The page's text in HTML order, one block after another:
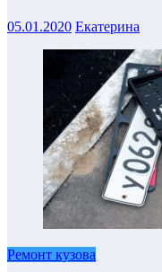
05.01.2020 Екатерина
Ремонт кузова